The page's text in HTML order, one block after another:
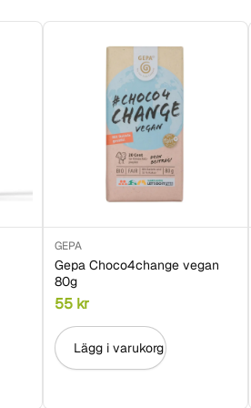
GEPA
Gepa Choco4change vegan
80g
55 kr
Lägg i varukorg